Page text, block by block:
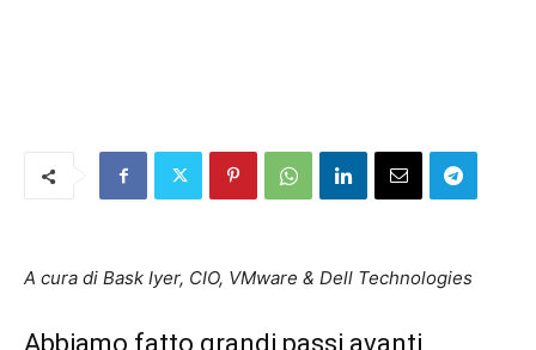
A cura di Bask Iyer, CIO, VMware & Dell Technologies
Abbiamo fatto grandi passi avanti